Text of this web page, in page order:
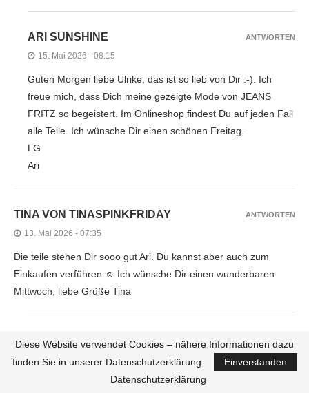
ARI SUNSHINE
15. Mai 2026 - 08:15
Guten Morgen liebe Ulrike, das ist so lieb von Dir :-). Ich
freue mich, dass Dich meine gezeigte Mode von JEANS
FRITZ so begeistert. Im Onlineshop findest Du auf jeden Fall
alle Teile. Ich wünsche Dir einen schönen Freitag.
LG
Ari
ANTWORTEN
TINA VON TINASPINKFRIDAY
13. Mai 2026 - 07:35
Die teile stehen Dir sooo gut Ari. Du kannst aber auch zum
Einkaufen verführen.☺️ Ich wünsche Dir einen wunderbaren
Mittwoch, liebe Grüße Tina
ANTWORTEN
ARI SUNSHINE
15. Mai 2026 - 08:19
Guten Morgen liebe Tina, ich danke Dir von Herzen für Dein
ANTWORTEN
Diese Website verwendet Cookies – nähere Informationen dazu
finden Sie in unserer Datenschutzerklärung.
Einverstanden
Datenschutzerklärung